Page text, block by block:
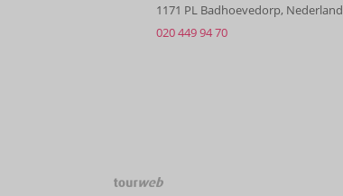
1171 PL Badhoevedorp, Nederland
020 449 94 70
TourWeb